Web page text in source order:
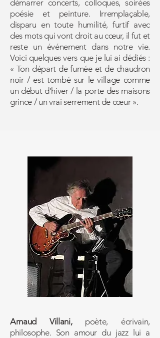
démarrer concerts, colloques, soirées
poésie et peinture. Irremplaçable,
disparu en toute humilité, furtif avec
des mots qui vont droit au cœur, il fut et
reste un événement dans notre vie.
Voici quelques vers que je lui ai dédiés :
« Ton départ de fumée et de chaudron
noir / est tombé sur le village comme
un début d’hiver / la porte des maisons
grince / un vrai serrement de cœur ».
Arnaud Villani,poète, écrivain,
philosophe. Son amour du jazz lui a